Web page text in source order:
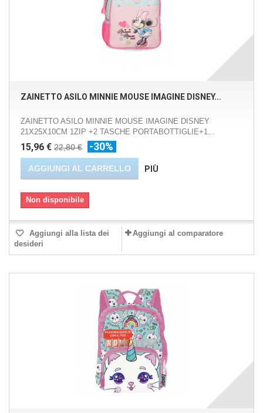
ZAINETTO ASILO MINNIE MOUSE IMAGINE DISNEY...
ZAINETTO ASILO MINNIE MOUSE IMAGINE DISNEY
21X25X10CM 1ZIP +2 TASCHE PORTABOTTIGLIE+1...
15,96 € 22,80 € -30%
AGGIUNGI AL CARRELLO PIÙ
Non disponibile
Aggiungi alla lista dei
desideri
Aggiungi al comparatore